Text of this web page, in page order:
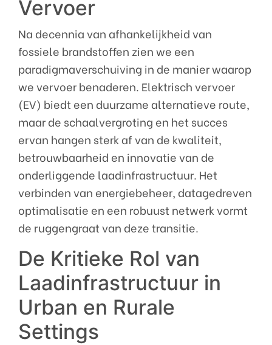
Vervoer
Na decennia van afhankelijkheid van
fossiele brandstoffen zien we een
paradigmaverschuiving in de manier waarop
we vervoer benaderen. Elektrisch vervoer
(EV) biedt een duurzame alternatieve route,
maar de schaalvergroting en het succes
ervan hangen sterk af van de kwaliteit,
betrouwbaarheid en innovatie van de
onderliggende laadinfrastructuur. Het
verbinden van energiebeheer, datagedreven
optimalisatie en een robuust netwerk vormt
de ruggengraat van deze transitie.
De Kritieke Rol van
Laadinfrastructuur in
Urban en Rurale
Settings